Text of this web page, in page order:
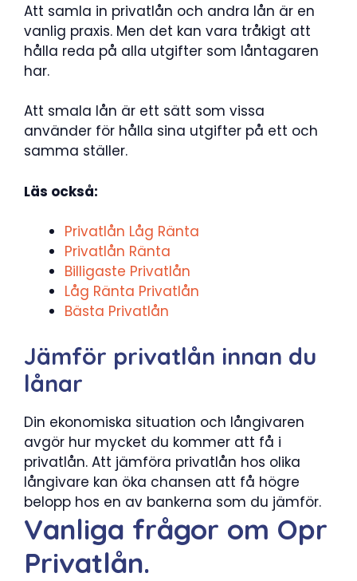
Att samla in privatlån och andra lån är en
vanlig praxis. Men det kan vara tråkigt att
hålla reda på alla utgifter som låntagaren
har.
Att smala lån är ett sätt som vissa
använder för hålla sina utgifter på ett och
samma ställer.
Läs också:
Privatlån Låg Ränta
Privatlån Ränta
Billigaste Privatlån
Låg Ränta Privatlån
Bästa Privatlån
Jämför privatlån innan du
lånar
Din ekonomiska situation och långivaren
avgör hur mycket du kommer att få i
privatlån. Att jämföra privatlån hos olika
långivare kan öka chansen att få högre
belopp hos en av bankerna som du jämför.
Vanliga frågor om Opr
Privatlån.